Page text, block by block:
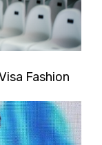
Fashion